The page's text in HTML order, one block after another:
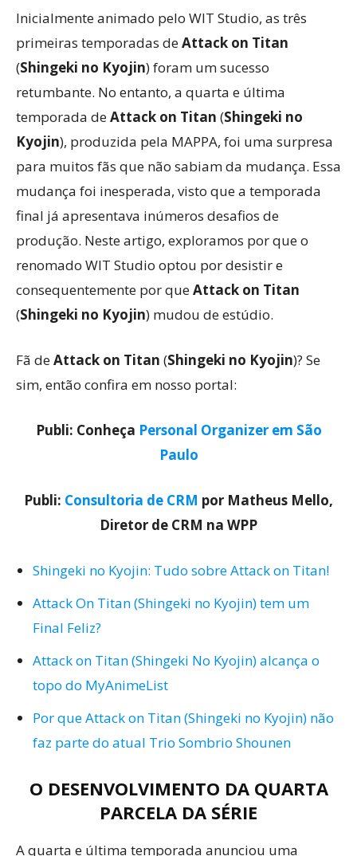
Inicialmente animado pelo WIT Studio, as três
primeiras temporadas deAttack on Titan
(Shingeki no Kyojin) foram um sucesso
retumbante. No entanto, a quarta e última
temporada deAttack on Titan (Shingeki no
Kyojin), produzida pela MAPPA, foi uma surpresa
para muitos fãs que não sabiam da mudança. Essa
mudança foi inesperada, visto que a temporada
final já apresentava inúmeros desafios de
produção. Neste artigo, exploramos por que o
renomado WIT Studio optou por desistir e
consequentemente por queAttack on Titan
(Shingeki no Kyojin) mudou de estúdio.
Fã deAttack on Titan (Shingeki no Kyojin)? Se
sim, então confira em nosso portal:
Publi: Conheça Personal Organizer em São
Paulo
Publi: Consultoria de CRM por Matheus Mello,
Diretor de CRM na WPP
Shingeki no Kyojin: Tudo sobre Attack on Titan!
Attack On Titan (Shingeki no Kyojin) tem um
Final Feliz?
Attack on Titan (Shingeki No Kyojin) alcança o
topo do MyAnimeList
Por que Attack on Titan (Shingeki no Kyojin) não
faz parte do atual Trio Sombrio Shounen
O DESENVOLVIMENTO DA QUARTA
PARCELA DA SÉRIE
A quarta e última temporada anunciou uma